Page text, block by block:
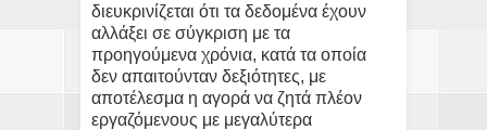
διευκρινίζεται ότι τα δεδομένα έχουν
αλλάξει σε σύγκριση με τα
προηγούμενα χρόνια, κατά τα οποία
δεν απαιτούνταν δεξιότητες, με
αποτέλεσμα η αγορά να ζητά πλέον
εργαζόμενους με μεγαλύτερα